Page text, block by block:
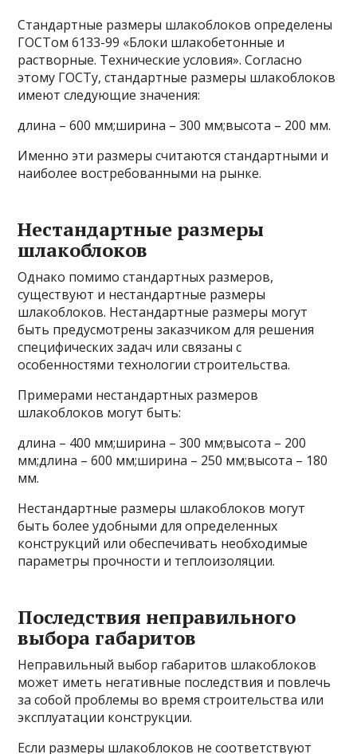
Стандартные размеры шлакоблоков определены
ГОСТом 6133-99 «Блоки шлакобетонные и
растворные. Технические условия». Согласно
этому ГОСТу, стандартные размеры шлакоблоков
имеют следующие значения:
длина – 600 мм;ширина – 300 мм;высота – 200 мм.
Именно эти размеры считаются стандартными и
наиболее востребованными на рынке.
Нестандартные размеры
шлакоблоков
Однако помимо стандартных размеров,
существуют и нестандартные размеры
шлакоблоков. Нестандартные размеры могут
быть предусмотрены заказчиком для решения
специфических задач или связаны с
особенностями технологии строительства.
Примерами нестандартных размеров
шлакоблоков могут быть:
длина – 400 мм;ширина – 300 мм;высота – 200
мм;длина – 600 мм;ширина – 250 мм;высота – 180
мм.
Нестандартные размеры шлакоблоков могут
быть более удобными для определенных
конструкций или обеспечивать необходимые
параметры прочности и теплоизоляции.
Последствия неправильного
выбора габаритов
Неправильный выбор габаритов шлакоблоков
может иметь негативные последствия и повлечь
за собой проблемы во время строительства или
эксплуатации конструкции.
Если размеры шлакоблоков не соответствуют